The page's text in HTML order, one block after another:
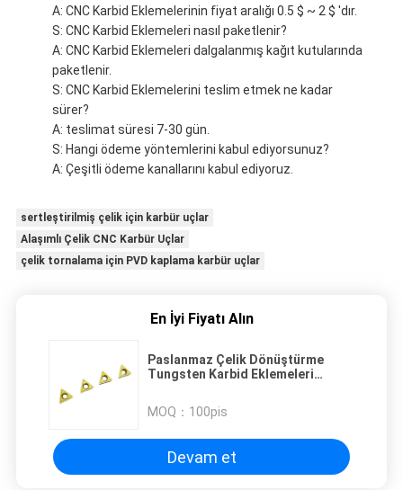
A: CNC Karbid Eklemelerinin fiyat aralığı 0.5 $ ~ 2 $ 'dır.
S: CNC Karbid Eklemeleri nasıl paketlenir?
A: CNC Karbid Eklemeleri dalgalanmış kağıt kutularında
paketlenir.
S: CNC Karbid Eklemelerini teslim etmek ne kadar
sürer?
A: teslimat süresi 7-30 gün.
S: Hangi ödeme yöntemlerini kabul ediyorsunuz?
A: Çeşitli ödeme kanallarını kabul ediyoruz.
sertleştirilmiş çelik için karbür uçlar
Alaşımlı Çelik CNC Karbür Uçlar
çelik tornalama için PVD kaplama karbür uçlar
En İyi Fiyatı Alın
Paslanmaz Çelik Dönüştürme
Tungsten Karbid Eklemeleri
MOQ： 100pis
Devam et